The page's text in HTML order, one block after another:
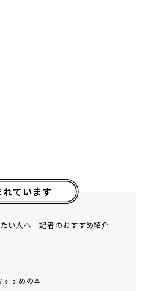
れています
い人へ 記者のおすすめ紹介
すめの本